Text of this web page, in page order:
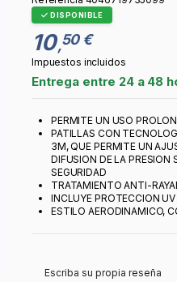
DISPONIBLE
10,50 €
Impuestos incluidos
Entrega entre 24 a 48
PERMITE UN USO
PATILLAS CON
3M, QUE PERMITE UN
DIFUSION DE LA PRESION
SEGURIDAD
TRATAMIENTO ANTI-
INCLUYE PROTECCION UV
ESTILO AERODINAMICO,
Escriba su propia reseña